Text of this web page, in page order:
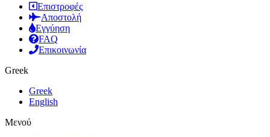
Επιστροφές
Αποστολή
Εγγύηση
FAQ
Επικοινωνία
Greek
Greek
English
Μενού